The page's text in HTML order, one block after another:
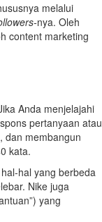
melalui
nya. Oleh
content marketing
Anda menjelajahi
pertanyaan atau
dan membangun
kata.
hal yang berbeda
Nike juga
yang